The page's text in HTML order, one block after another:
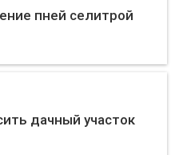
пней селитрой
дачный участок